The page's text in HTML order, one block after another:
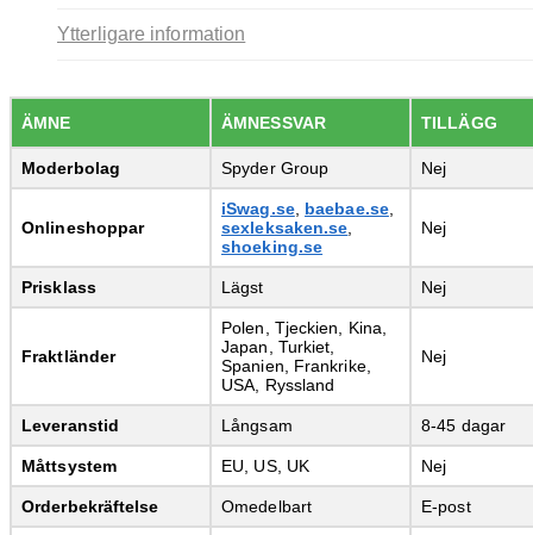
Ytterligare information
ÄMNE ÄMNESSVAR TILLÄGG
Moderbolag Spyder Group Nej
Onlineshoppar
iSwag.se, baebae.se,
sexleksaken.se
shoeking.se
Nej
Prisklass Lägst Nej
Fraktländer
Polen, Tjeckien, Kina,
Japan, Turkiet,
Spanien, Frankrike,
USA, Ryssland
Nej
Leveranstid Långsam 8-45 dagar
Måttsystem EU, US, UK Nej
Orderbekräftelse Omedelbart E-post